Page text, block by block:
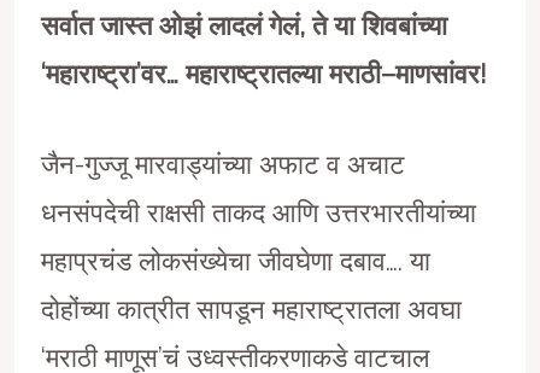
सर्वात जास्त ओझं लादलं गेलं,ते या शिवबांच्या
‘महाराष्ट्रा’वर… महाराष्ट्रातल्या मराठी–माणसांवर!
जैन-गुज्जू मारवाड्यांच्या अफाट व अचाट
धनसंपदेची राक्षसी ताकद आणि उत्तरभारतीयांच्या
महाप्रचंड लोकसंख्येचा जीवघेणा दबाव…. या
दोहोंच्या कात्रीत सापडून महाराष्ट्रातला अवघा
‘मराठी माणूस’चं उध्वस्तीकरणाकडे वाटचाल